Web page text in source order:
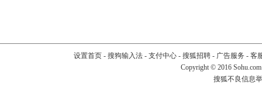
设置首页- 搜狗输入法- 支付中心- 搜狐招聘- 广告服务 - 客
Copyright © 2016
搜狐不良信息